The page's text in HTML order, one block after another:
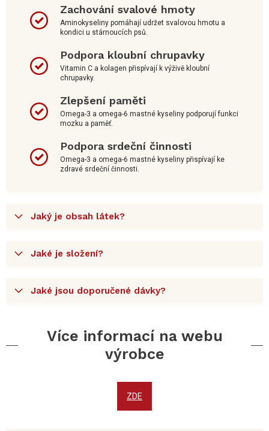
Zachování svalové hmoty
Aminokyseliny pomáhají udržet svalovou hmotu a
kondici u stárnoucích psů.
Podpora kloubní chrupavky
Vitamin C a kolagen přispívají k výživě kloubní
chrupavky.
Zlepšení paměti
Omega-3 a omega-6 mastné kyseliny podporují funkci
mozku a paměť.
Podpora srdeční činnosti
Omega-3 a omega-6 mastné kyseliny přispívají ke
zdravé srdeční činnosti.
Jaký je obsah látek?
Jaké je složení?
Jaké jsou doporučené dávky?
Více informací na webu
výrobce
ZDE